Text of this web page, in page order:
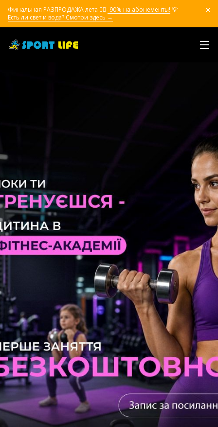
Финальная РАЗПРОДАЖА лета ❤️‍🔥 -90% на абонементы! 💡
Есть ли свет и вода? Смотри здесь →